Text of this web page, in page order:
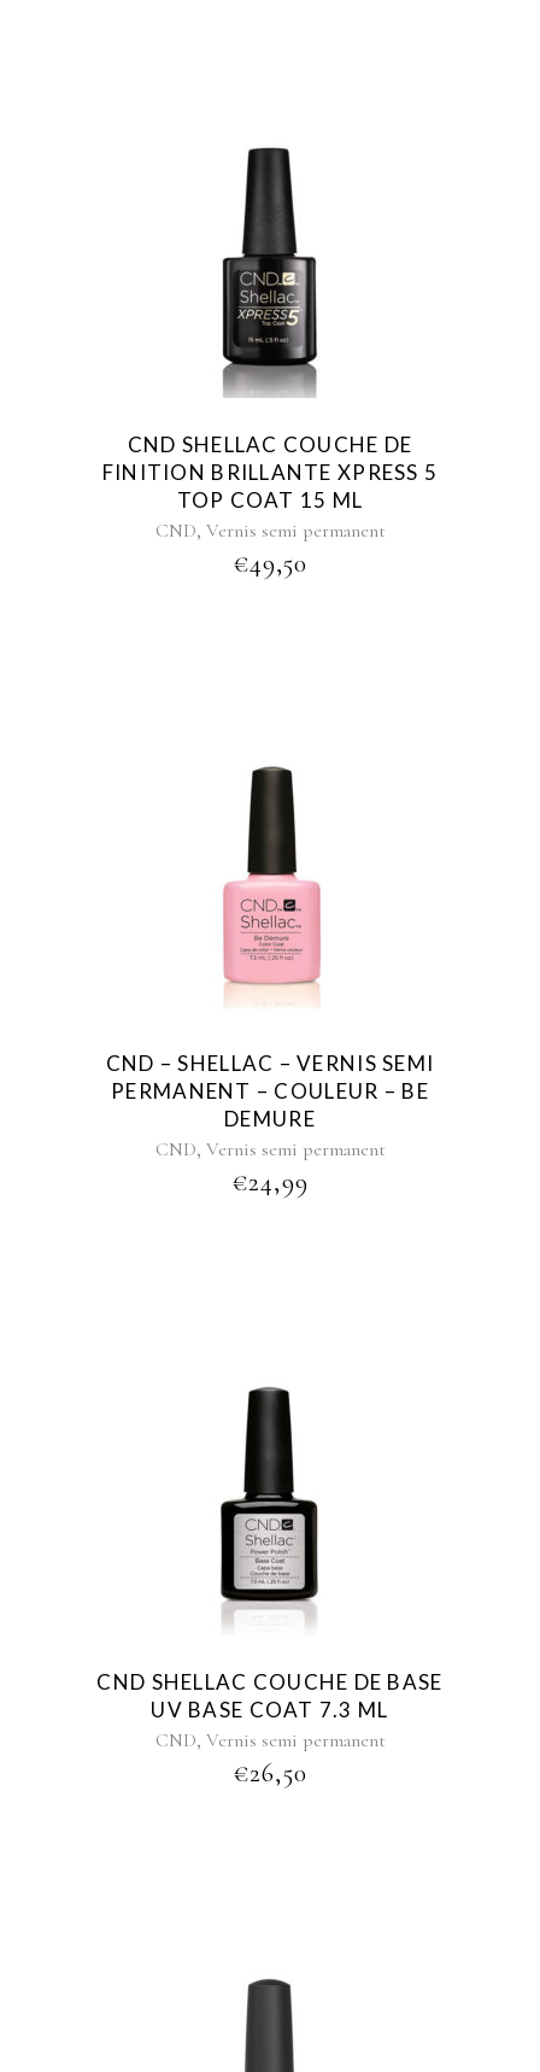
CND SHELLAC COUCHE DE
FINITION BRILLANTE XPRESS 5
TOP COAT 15 ML
CND, Vernis semi permanent
€49,50
CND – SHELLAC – VERNIS SEMI
PERMANENT – COULEUR – BE
DEMURE
CND, Vernis semi permanent
€24,99
CND SHELLAC COUCHE DE BASE
UV BASE COAT 7.3 ML
CND, Vernis semi permanent
€26,50